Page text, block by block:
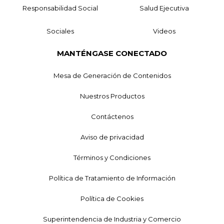
Responsabilidad Social Salud Ejecutiva
Sociales Videos
MANTÉNGASE CONECTADO
Mesa de Generación de Contenidos
Nuestros Productos
Contáctenos
Aviso de privacidad
Términos y Condiciones
Política de Tratamiento de Información
Política de Cookies
Superintendencia de Industria y Comercio